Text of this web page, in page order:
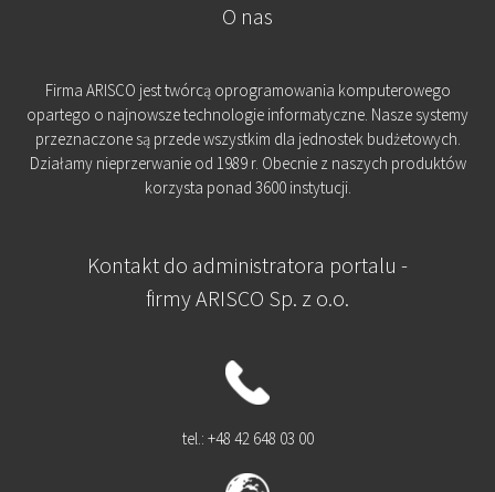
O nas
Firma ARISCO jest twórcą oprogramowania komputerowego
opartego o najnowsze technologie informatyczne. Nasze systemy
przeznaczone są przede wszystkim dla jednostek budżetowych.
Działamy nieprzerwanie od 1989 r. Obecnie z naszych produktów
korzysta ponad 3600 instytucji.
Kontakt do administratora portalu -
firmy ARISCO Sp. z o.o.
tel.: +48 42 648 03 00